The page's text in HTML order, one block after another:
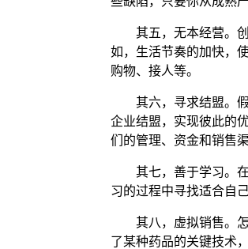
其五，无本经营。创
如，生活节奏的加快，
购物、接人等。
其六，寻求结盟。假
企业结盟，实现彼此的
们的管理、资金和销售
其七，善于学习。在
习的过程中寻找适合自
其八，虚拟销售。怎
了某种药品的关键技术